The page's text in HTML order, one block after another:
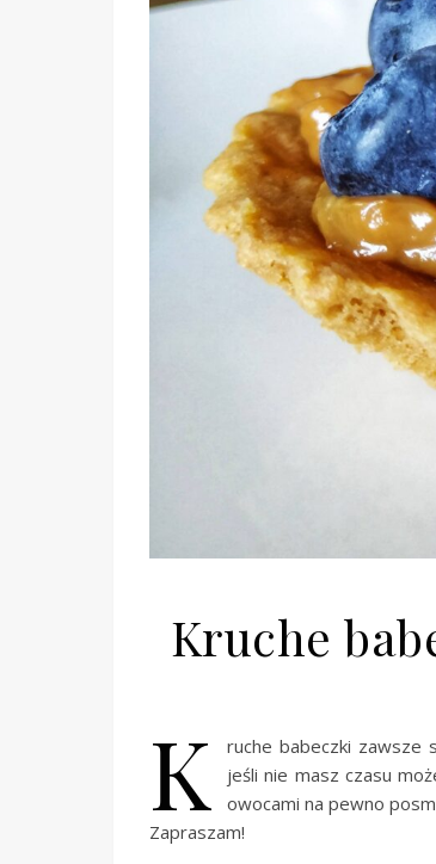
Kruche
K
ruche babeczki zawsze
jeśli nie masz czasu
owocami na pewno
Zapraszam!